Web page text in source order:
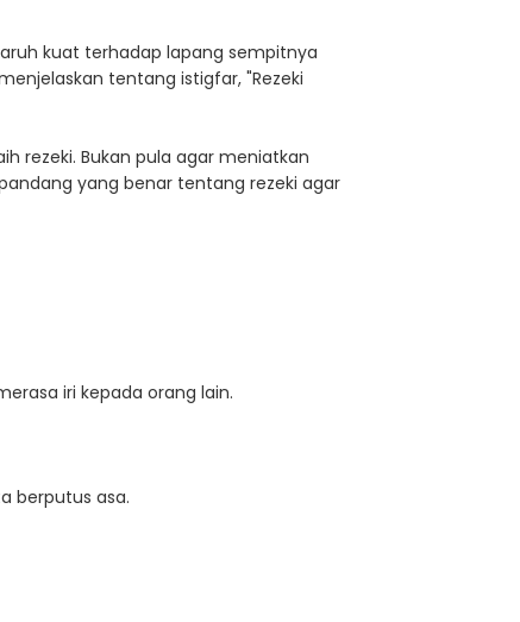
kuat terhadap lapang sempitnya
tentang istigfar, "Rezeki
rezeki. Bukan pula agar meniatkan
yang benar tentang rezeki agar
iri kepada orang lain.
berputus asa.